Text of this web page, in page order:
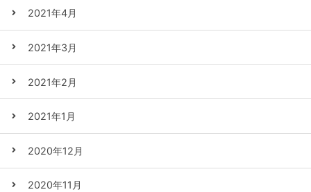
2021年4月
2021年3月
2021年2月
2021年1月
2020年12月
2020年11月